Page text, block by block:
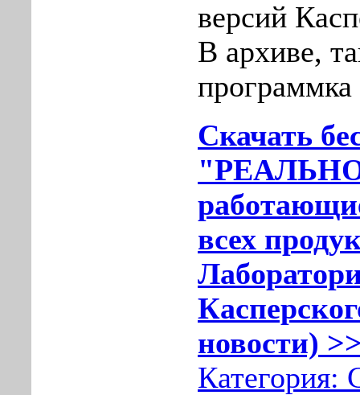
версий
В архиве,
Скачать
всех
новости)
Категория: